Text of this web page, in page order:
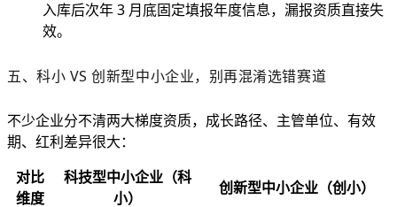
入库后次年 3 月底固定填报年度信息，漏报资质直接失
效。
五、科小 VS 创新型中小企业，别再混淆选错赛道
不少企业分不清两大梯度资质，成长路径、主管单位、有效
期、红利差异很大：
对比
维度
科技型中小企业（科
小）
创新型中小企业（创小）